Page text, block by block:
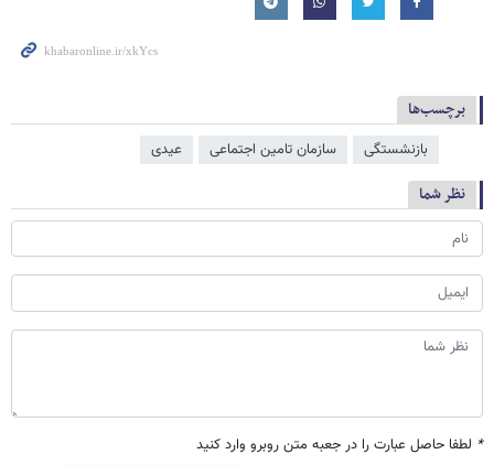
برچسب‌ها
بازنشستگی سازمان تامین اجتماعی عیدی
نظر شما
* لطفا حاصل عبارت را در جعبه متن روبرو وارد کنید